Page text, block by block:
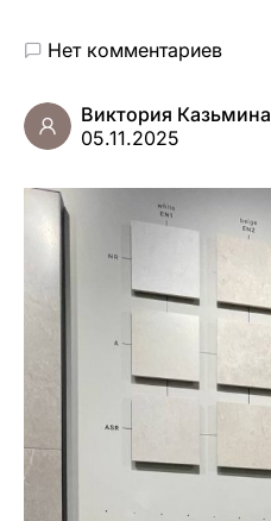
Нет комментариев
Виктория Казьмина
05.11.2025